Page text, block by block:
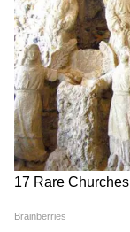
स्कूल के छोटे-
गलियों को
सफाई किसी
जिम्मेदारी है।
जब हम सब 'मैं
मिजोरम 'मैं
बजे लैंडस्लाइड
पड़ोसी की